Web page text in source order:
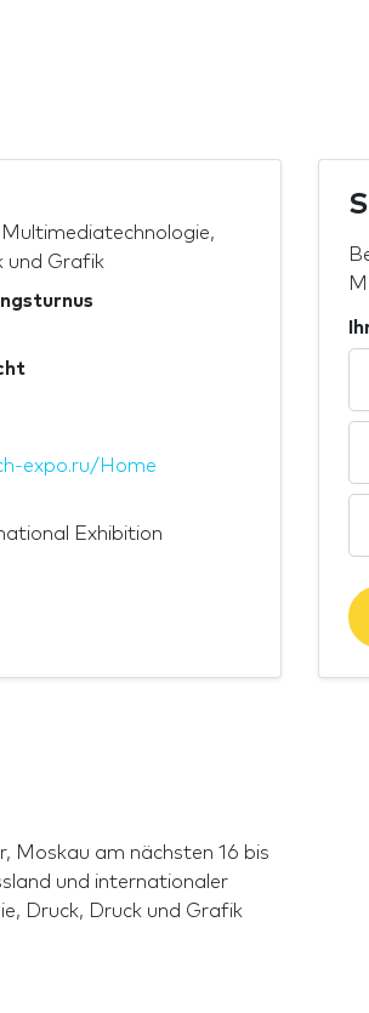
Multimediatechnologie,
und Grafik
expo.ru/Home
Exhibition
Moskau am nächsten 16 bis
und internationaler
Druck, Druck und Grafik